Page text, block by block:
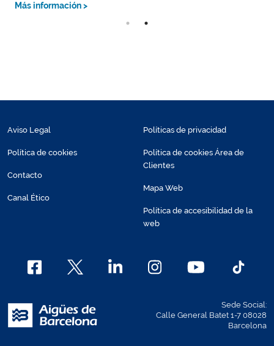
Más información >
Aviso Legal
Política de cookies
Contacto
Canal Ético
Políticas de privacidad
Política de cookies Área de
Clientes
Mapa Web
Política de accesibilidad de la
web
Sede Social:
Calle General Batet 1-7 08028
Barcelona